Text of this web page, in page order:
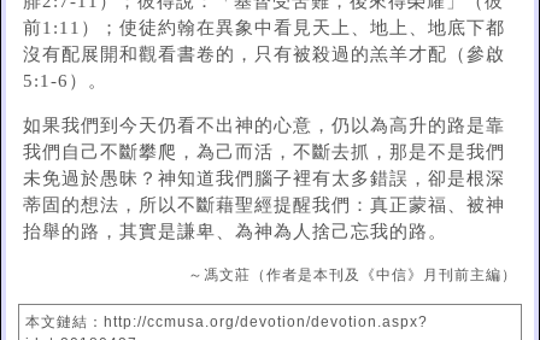
前1:11）；使徒約翰在異象中看見天上、地上、地底下都
沒有配展開和觀看書卷的，只有被殺過的羔羊才配（參啟
5:1-6）。
如果我們到今天仍看不出神的心意，仍以為高升的路是靠
我們自己不斷攀爬，為己而活，不斷去抓，那是不是我們
未免過於愚昧？神知道我們腦子裡有太多錯誤，卻是根深
蒂固的想法，所以不斷藉聖經提醒我們：真正蒙福、被神
抬舉的路，其實是謙卑、為神為人捨己忘我的路。
～馮文莊（作者是本刊及《中信》月刊前主編）
本文鏈結：http://ccmusa.org/devotion/devotion.aspx?